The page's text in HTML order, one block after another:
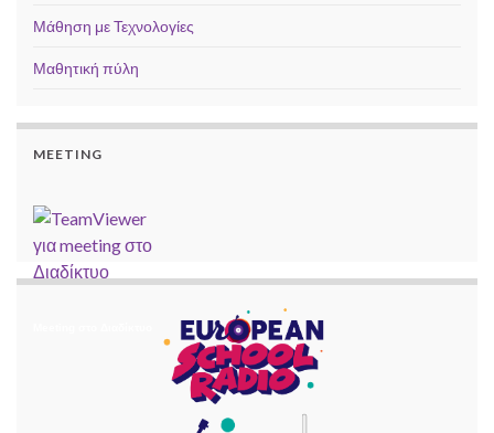
Μάθηση με Τεχνολογίες
Μαθητική πύλη
MEETING